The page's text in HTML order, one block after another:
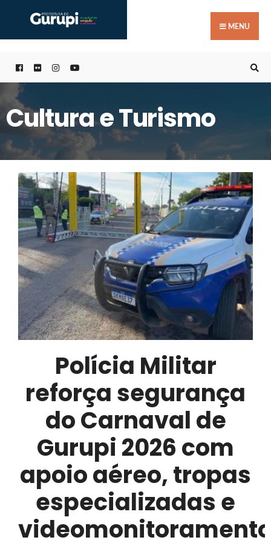
MENU
Cultura e Turismo
Polícia Militar
reforça segurança
do Carnaval de
Gurupi 2026 com
apoio aéreo, tropas
especializadas e
por: